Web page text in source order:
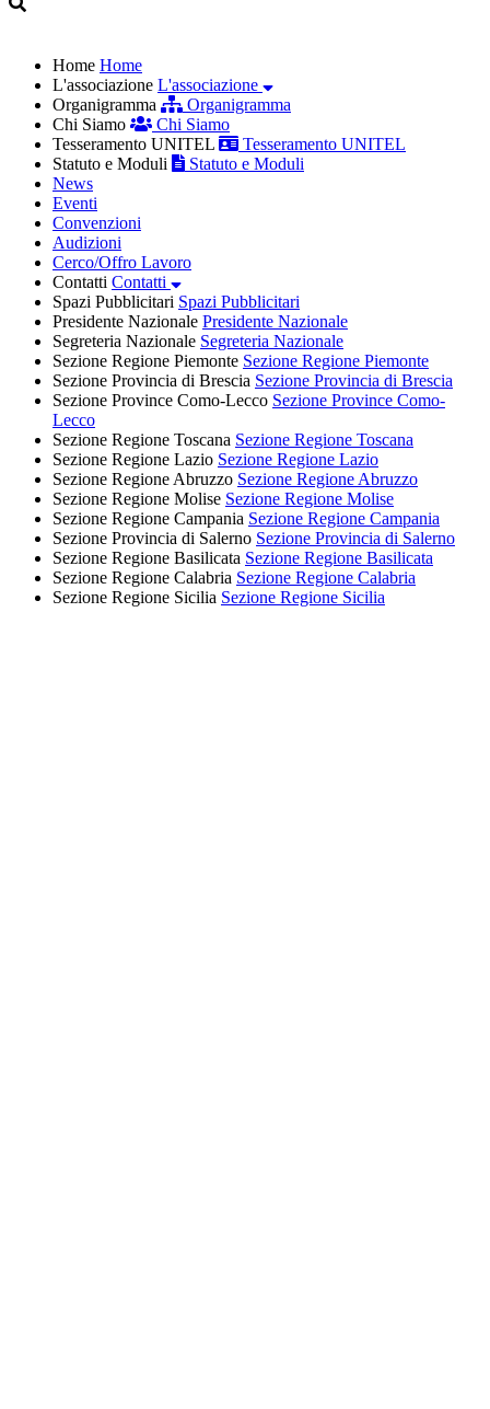
Home Home
L'associazione L'associazione
Organigramma
Organigramma
Chi Siamo
Chi Siamo
Tesseramento UNITEL
Tesseramento UNITEL
Statuto e Moduli
Statuto e Moduli
News
Eventi
Convenzioni
Audizioni
Cerco/Offro Lavoro
Contatti Contatti
Spazi Pubblicitari Spazi Pubblicitari
Presidente Nazionale Presidente Nazionale
Segreteria Nazionale Segreteria Nazionale
Sezione Regione Piemonte Sezione Regione Piemonte
Sezione Provincia di Brescia Sezione Provincia di Brescia
Sezione Province Como-Lecco Sezione Province Como-
Lecco
Sezione Regione Toscana Sezione Regione Toscana
Sezione Regione Lazio Sezione Regione Lazio
Sezione Regione Abruzzo Sezione Regione Abruzzo
Sezione Regione Molise Sezione Regione Molise
Sezione Regione Campania Sezione Regione Campania
Sezione Provincia di Salerno Sezione Provincia di Salerno
Sezione Regione Basilicata Sezione Regione Basilicata
Sezione Regione Calabria Sezione Regione Calabria
Sezione Regione Sicilia Sezione Regione Sicilia